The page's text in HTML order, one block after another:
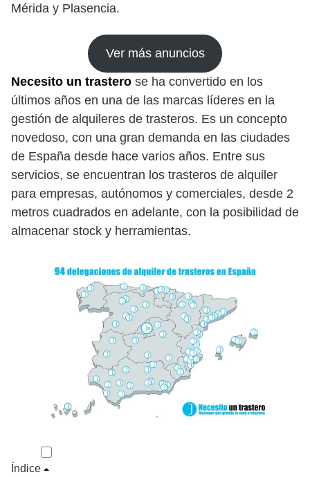
Mérida y Plasencia.
Ver más anuncios
Necesito un trastero se ha convertido en los
últimos años en una de las marcas líderes en la
gestión de alquileres de trasteros. Es un concepto
novedoso, con una gran demanda en las ciudades
de España desde hace varios años. Entre sus
servicios, se encuentran los trasteros de alquiler
para empresas, autónomos y comerciales, desde 2
metros cuadrados en adelante, con la posibilidad de
almacenar stock y herramientas.
Índice